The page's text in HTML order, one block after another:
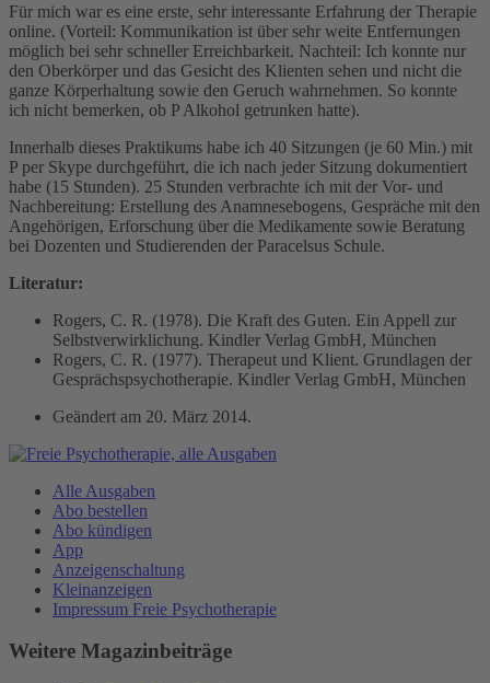
Für mich war es eine erste, sehr interessante Erfahrung der Therapie
online. (Vorteil: Kommunikation ist über sehr weite Entfernungen
möglich bei sehr schneller Erreichbarkeit. Nachteil: Ich konnte nur
den Oberkörper und das Gesicht des Klienten sehen und nicht die
ganze Körperhaltung sowie den Geruch wahrnehmen. So konnte
ich nicht bemerken, ob P Alkohol getrunken hatte).
Innerhalb dieses Praktikums habe ich 40 Sitzungen (je 60 Min.) mit
P per Skype durchgeführt, die ich nach jeder Sitzung dokumentiert
habe (15 Stunden). 25 Stunden verbrachte ich mit der Vor- und
Nachbereitung: Erstellung des Anamnesebogens, Gespräche mit den
Angehörigen, Erforschung über die Medikamente sowie Beratung
bei Dozenten und Studierenden der Paracelsus Schule.
Literatur:
Rogers, C. R. (1978). Die Kraft des Guten. Ein Appell zur
Selbstverwirklichung. Kindler Verlag GmbH, München
Rogers, C. R. (1977). Therapeut und Klient. Grundlagen der
Gesprächspsychotherapie. Kindler Verlag GmbH, München
Geändert am 20. März 2014.
Alle Ausgaben
Abo bestellen
Abo kündigen
App
Anzeigenschaltung
Kleinanzeigen
Impressum Freie Psychotherapie
Weitere Magazinbeiträge